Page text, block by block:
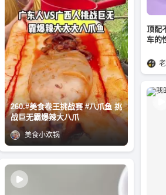
顶配
车的
260.#美食卷王挑战赛 #八爪鱼 挑
战巨无霸爆辣大八爪
美食小欢锅